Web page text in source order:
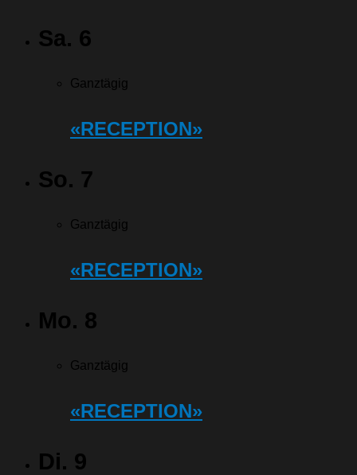
Sa. 6
Ganztägig
«RECEPTION»
So. 7
Ganztägig
«RECEPTION»
Mo. 8
Ganztägig
«RECEPTION»
Di. 9